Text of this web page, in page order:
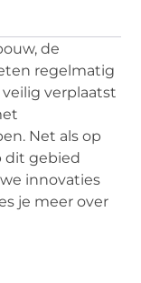
de
regelmatig
verplaatst
Net als op
dit gebied
innovaties
je meer over